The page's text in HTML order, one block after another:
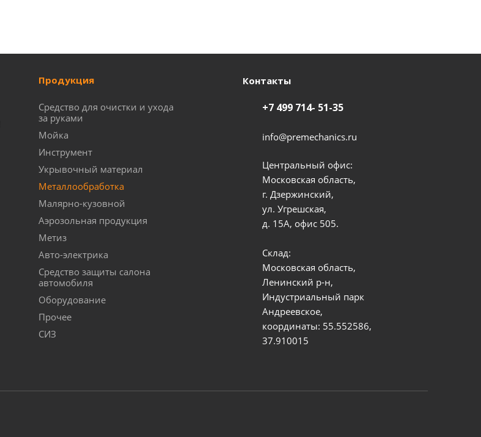
Продукция
Средство для очистки и ухода
за руками
Мойка
Инструмент
Укрывочный материал
Металлообработка
Малярно-кузовной
Аэрозольная продукция
Метиз
Авто-электрика
Средство защиты салона
автомобиля
Оборудование
Прочее
СИЗ
Контакты
+7 499 714- 51-35
info@premechanics.ru
Центральный офис:
Московская область,
г. Дзержинский,
ул. Угрешская,
д. 15А, офис 505.
Склад:
Московская область,
Ленинский р-н,
Индустриальный парк
Андреевское,
координаты: 55.552586,
37.910015